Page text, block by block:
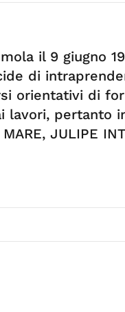
il 9 giugno
di
orientativi di
lavori, pertanto
JULIPE